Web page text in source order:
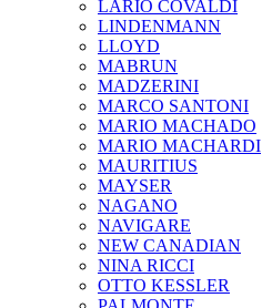
LARIO COVALDI
LINDENMANN
LLOYD
MABRUN
MADZERINI
MARCO SANTONI
MARIO MACHADO
MARIO MACHARDI
MAURITIUS
MAYSER
NAGANO
NAVIGARE
NEW CANADIAN
NINA RICCI
OTTO KESSLER